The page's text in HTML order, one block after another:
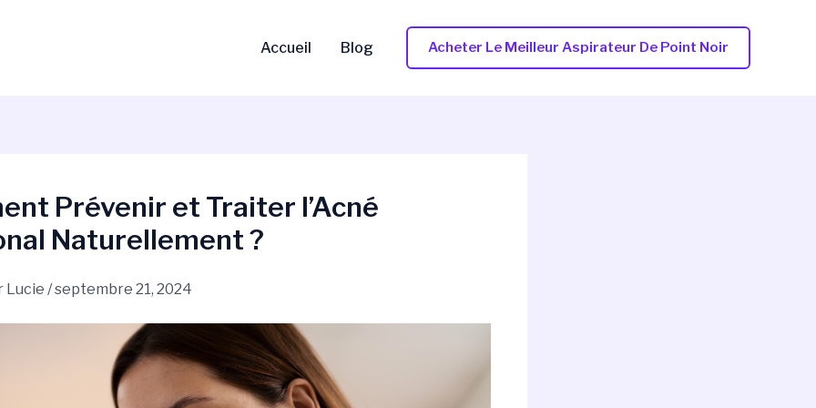
Accueil Blog Acheter Le Meilleur Aspirateur De Point Noir
Prévenir et Traiter l’Acné
Naturellement ?
Lucie /septembre 21, 2024